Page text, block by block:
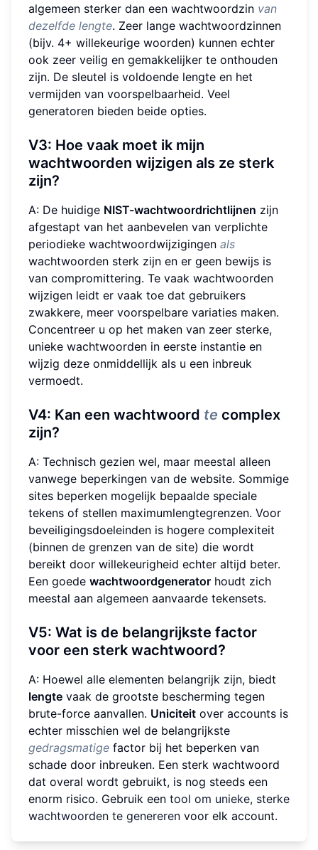
algemeen sterker dan een wachtwoordzin van
dezelfde lengte. Zeer lange wachtwoordzinnen
(bijv. 4+ willekeurige woorden) kunnen echter
ook zeer veilig en gemakkelijker te onthouden
zijn. De sleutel is voldoende lengte en het
vermijden van voorspelbaarheid. Veel
generatoren bieden beide opties.
V3: Hoe vaak moet ik mijn
wachtwoorden wijzigen als ze sterk
zijn?
A: De huidige NIST-wachtwoordrichtlijnen zijn
afgestapt van het aanbevelen van verplichte
periodieke wachtwoordwijzigingen als
wachtwoorden sterk zijn en er geen bewijs is
van compromittering. Te vaak wachtwoorden
wijzigen leidt er vaak toe dat gebruikers
zwakkere, meer voorspelbare variaties maken.
Concentreer u op het maken van zeer sterke,
unieke wachtwoorden in eerste instantie en
wijzig deze onmiddellijk als u een inbreuk
vermoedt.
V4: Kan een wachtwoord te complex
zijn?
A: Technisch gezien wel, maar meestal alleen
vanwege beperkingen van de website. Sommige
sites beperken mogelijk bepaalde speciale
tekens of stellen maximumlengtegrenzen. Voor
beveiligingsdoeleinden is hogere complexiteit
(binnen de grenzen van de site) die wordt
bereikt door willekeurigheid echter altijd beter.
Een goede wachtwoordgenerator houdt zich
meestal aan algemeen aanvaarde tekensets.
V5: Wat is de belangrijkste factor
voor een sterk wachtwoord?
A: Hoewel alle elementen belangrijk zijn, biedt
lengte vaak de grootste bescherming tegen
brute-force aanvallen. Uniciteit over accounts is
echter misschien wel de belangrijkste
gedragsmatige factor bij het beperken van
schade door inbreuken. Een sterk wachtwoord
dat overal wordt gebruikt, is nog steeds een
enorm risico. Gebruik een tool om unieke, sterke
wachtwoorden te genereren voor elk account.